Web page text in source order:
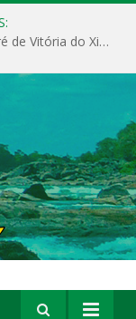
4º Torneio de Pesca Esportiva do Tucunaré de Vitória do Xingu